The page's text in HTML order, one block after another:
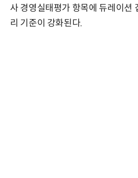
사 경영실태평가 항목에 듀레이션
리 기준이 강화된다.